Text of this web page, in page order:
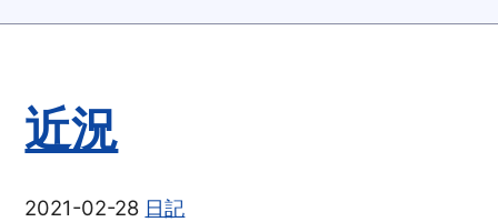
近況
2021-02-28 日記